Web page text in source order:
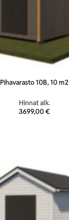
Pihavarasto 10B, 10 m2
Hinnat alk.
3699,00€